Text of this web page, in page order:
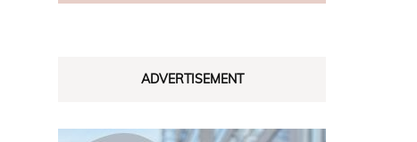
ADVERTISEMENT